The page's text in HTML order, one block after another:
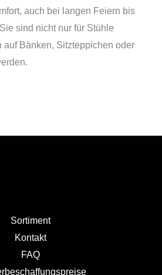
auch bei langen Feiern bis
sind nicht nur für Stühle
auf Bänken, Sitzteppichen oder
Sortiment
Kontakt
FAQ